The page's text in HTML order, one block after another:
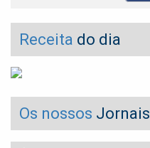
Receita do dia
Os nossos Jornais